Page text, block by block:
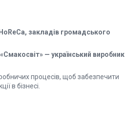
закладів громадського
— український виробник
процесів, щоб забезпечити
в бізнесі.